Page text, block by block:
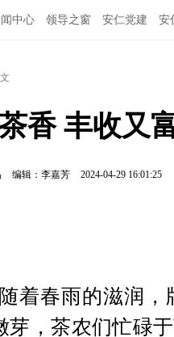
中心 领导之窗 安仁党建 安
香 丰收又
编辑：李嘉芳 2024-04-29 16:01:25
随着春雨的滋润
芽，茶农们忙碌